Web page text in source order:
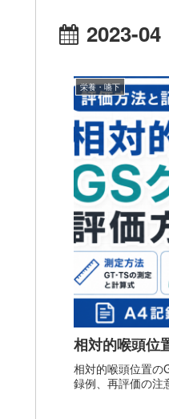
2023-04
栄養・嚥下
相対的喉頭位
相対的喉頭位置の
録例、再評価の注